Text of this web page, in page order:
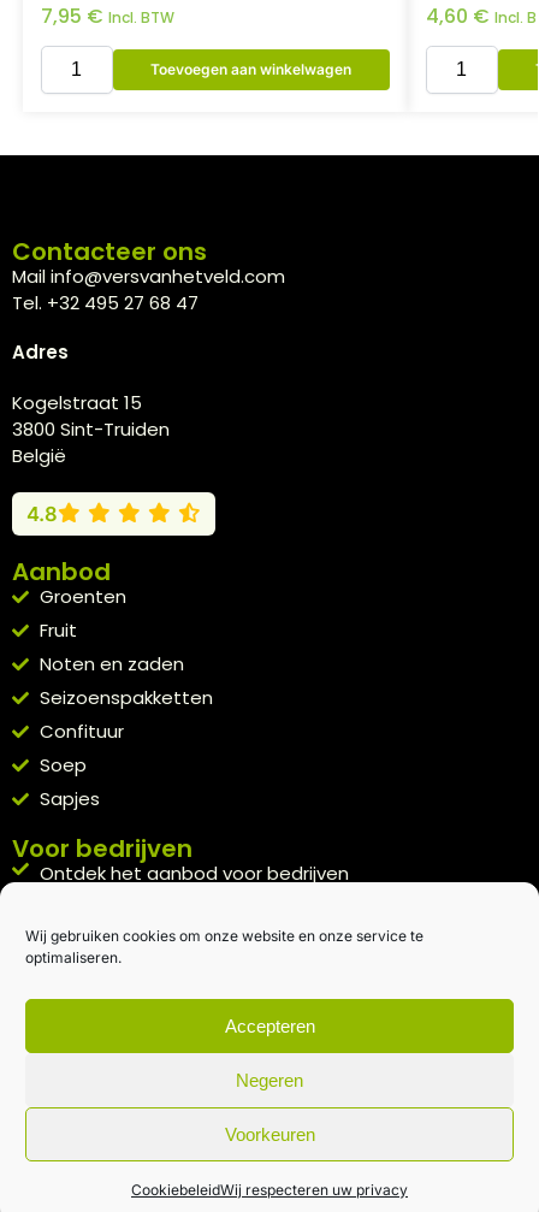
Wij gebruiken cookies om onze website en onze service te
optimaliseren.
Accepteren
Negeren
Voorkeuren
CookiebeleidWij respecteren uw privacy
7,95 € Incl. BTW
Toevoegen aan winkelwagen
4,60 € Incl.
Contacteer ons
Mail info@versvanhetveld.com
Tel. +32 495 27 68 47
Adres
Kogelstraat 15
3800 Sint-Truiden
België
4.8
Aanbod
Groenten
Fruit
Noten en zaden
Seizoenspakketten
Confituur
Soep
Sapjes
Voor bedrijven
Ontdek het aanbod voor bedrijven
Kennismakingspakket aanvragen
Blijft op de hoogte
Rechtstreeks van het veld naar je inbox.
Inschrijven nieuwsbrief
Algemene voorwaarden|Privacybeleid| gemaakt met door
creativitijd